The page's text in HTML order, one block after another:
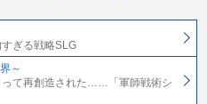
ぎる戦略SLG
～
って再創造された……「軍師戦術シ